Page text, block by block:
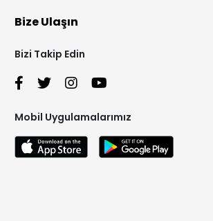
Bize Ulaşın
Bizi Takip Edin
Mobil Uygulamalarımız